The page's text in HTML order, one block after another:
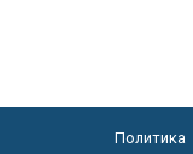
Политика